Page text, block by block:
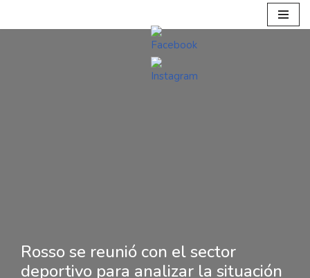
Rosso se reunió con el sector
deportivo para analizar la situación